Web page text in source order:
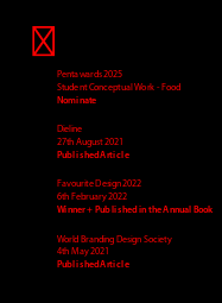
Nominate
Dieline
Published Article
Favourite Design 2022
Winner + Published in the Annual Book
World Branding Design Society
Published Article